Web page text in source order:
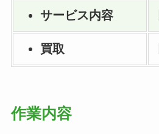
サービス内容
買取
作業内容